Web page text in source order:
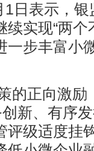
日表示，
实现“两个
一步丰富小
的正向激励
新、有序
评级适度挂